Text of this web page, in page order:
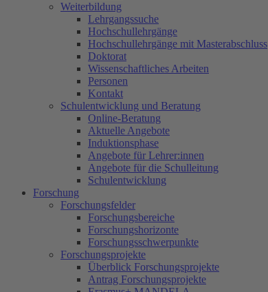
Weiterbildung
Lehrgangssuche
Hochschullehrgänge
Hochschullehrgänge mit Masterabschluss
Doktorat
Wissenschaftliches Arbeiten
Personen
Kontakt
Schulentwicklung und Beratung
Online-Beratung
Aktuelle Angebote
Induktionsphase
Angebote für Lehrer:innen
Angebote für die Schulleitung
Schulentwicklung
Forschung
Forschungsfelder
Forschungsbereiche
Forschungshorizonte
Forschungsschwerpunkte
Forschungsprojekte
Überblick Forschungsprojekte
Antrag Forschungsprojekte